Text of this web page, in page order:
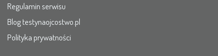
Regulamin serwisu
Blog testynaojcostwo.pl
Polityka prywatności